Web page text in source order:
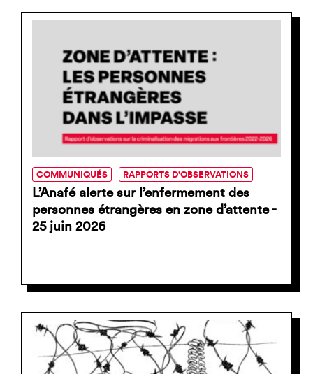
COMMUNIQUÉS RAPPORTS D'OBSERVATIONS
L’Anafé alerte sur l’enfermement des
personnes étrangères en zone d’attente -
25 juin 2026